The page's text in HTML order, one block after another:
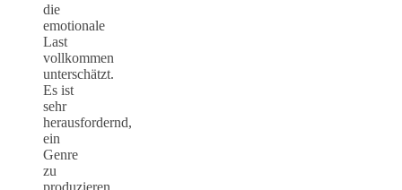
die
emotionale
Last
vollkommen
unterschätzt.
Es ist
sehr
herausfordernd,
ein
Genre
zu
produzieren,